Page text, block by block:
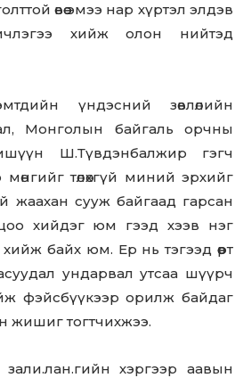
өвөө эмээ нар хүртэл элдэв
хийж олон нийтэд
үндэсний зөвлөлийн
Монголын байгаль орчны
Ш.Түвдэнбалжир гэгч
төлөхгүй миний эрхийг
жаахан сууж байгаад гарсан
хийдэг юм гээд хээв нэг
байх юм. Ер нь тэгээд өөрт
ундарвал утсаа шүүрч
фэйсбүүкээр opилж байдаг
жишиг тогтчихжээ.
зaли.лaн.гийн хэргээр аавын